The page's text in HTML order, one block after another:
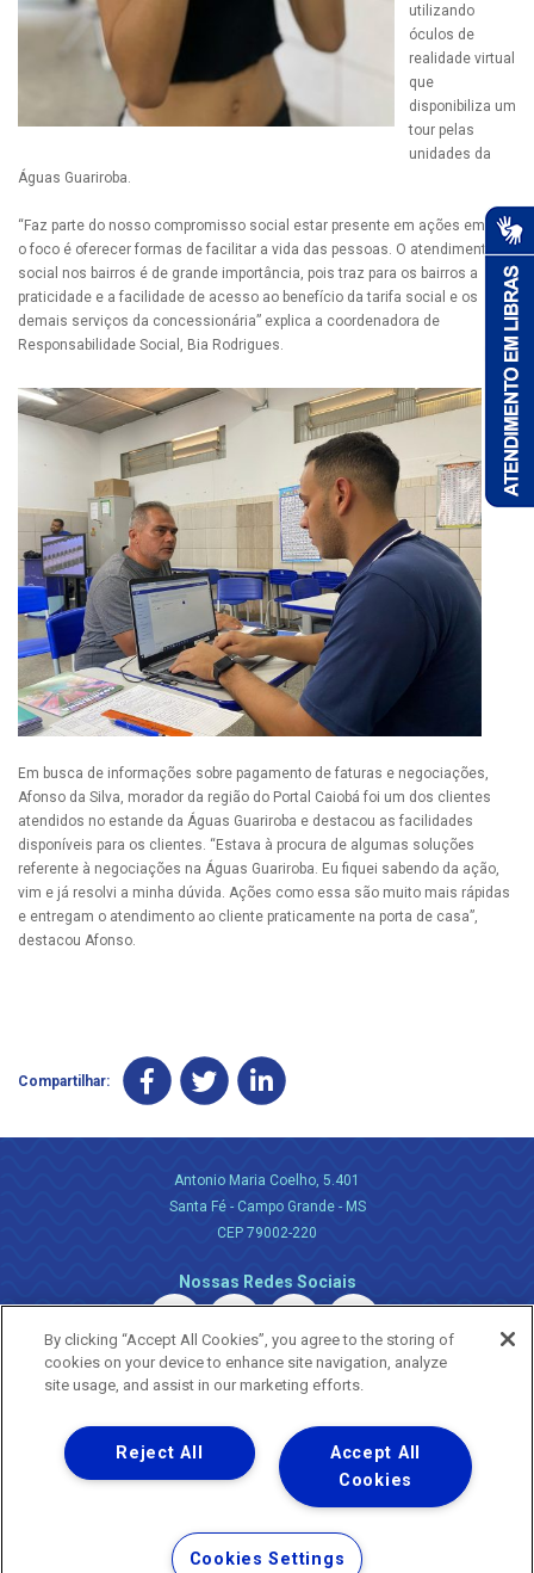
utilizando
óculos de
realidade virtual
que
disponibiliza um
tour pelas
unidades da
Águas Guariroba.
“Faz parte do nosso compromisso social estar presente em ações em que
o foco é oferecer formas de facilitar a vida das pessoas. O atendimento
social nos bairros é de grande importância, pois traz para os bairros a
praticidade e a facilidade de acesso ao benefício da tarifa social e os
demais serviços da concessionária” explica a coordenadora de
Responsabilidade Social, Bia Rodrigues.
Em busca de informações sobre pagamento de faturas e negociações,
Afonso da Silva, morador da região do Portal Caiobá foi um dos clientes
atendidos no estande da Águas Guariroba e destacou as facilidades
disponíveis para os clientes. “Estava à procura de algumas soluções
referente à negociações na Águas Guariroba. Eu fiquei sabendo da ação,
vim e já resolvi a minha dúvida. Ações como essa são muito mais rápidas
e entregam o atendimento ao cliente praticamente na porta de casa”,
destacou Afonso.
Compartilhar:
Antonio Maria Coelho, 5.401
Santa Fé - Campo Grande - MS
CEP 79002-220
Nossas Redes Sociais
Uma empresa
Copyright ® 2026 - Todos os Direitos Reservados.
Nossa natureza movimenta a vida
Termos Gerais de Uso de Sites e Aplicativos
By clicking “Accept All Cookies”, you agree to the storing of
cookies on your device to enhance site navigation, analyze
site usage, and assist in our marketing efforts.
Accept All
Cookies
Reject All
Cookies Settings